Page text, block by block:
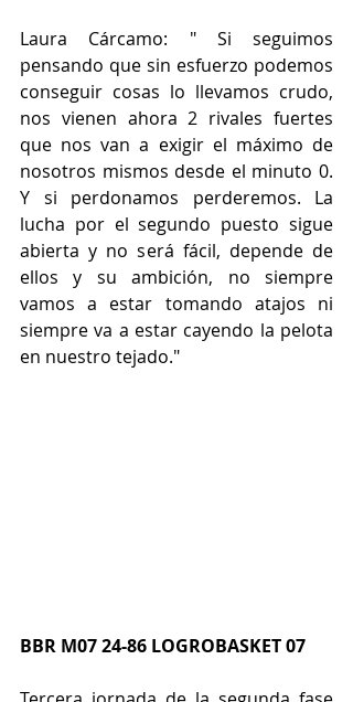
Laura Cárcamo: " Si seguimos
pensando que sin esfuerzo podemos
conseguir cosas lo llevamos crudo,
nos vienen ahora 2 rivales fuertes
que nos van a exigir el máximo de
nosotros mismos desde el minuto 0.
Y si perdonamos perderemos. La
lucha por el segundo puesto sigue
abierta y no será fácil, depende de
ellos y su ambición, no siempre
vamos a estar tomando atajos ni
siempre va a estar cayendo la pelota
en nuestro tejado."
BBR M07 24-86 LOGROBASKET 07